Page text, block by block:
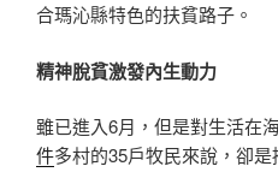
合瑪沁縣特色的扶貧路子。
精神脫貧激發內生動力
雖已進入6月，但是對生活在
件多村的35戶牧民來說，卻是